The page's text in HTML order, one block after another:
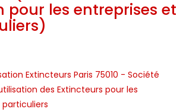
pour les entreprises et